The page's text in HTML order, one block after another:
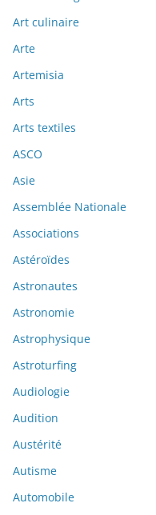
Art culinaire
Arte
Artemisia
Arts
Arts textiles
ASCO
Asie
Assemblée Nationale
Associations
Astéroïdes
Astronautes
Astronomie
Astrophysique
Astroturfing
Audiologie
Audition
Austérité
Autisme
Automobile